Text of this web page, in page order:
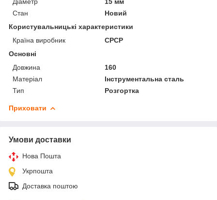
Стан
Новий
Користувальницькі характеристики
Країна виробник
СРСР
Основні
Довжина
160
Матеріал
Інструментальна сталь
Тип
Розгортка
Приховати
Умови доставки
Нова Пошта
Укрпошта
Доставка поштою